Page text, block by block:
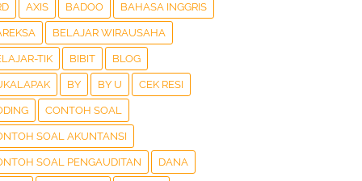
AXIS BADOO BAHASA INGGRIS
BELAJAR WIRAUSAHA
TIK BIBIT BLOG
BY BY U CEK RESI
CONTOH SOAL
SOAL AKUNTANSI
SOAL PENGAUDITAN DANA